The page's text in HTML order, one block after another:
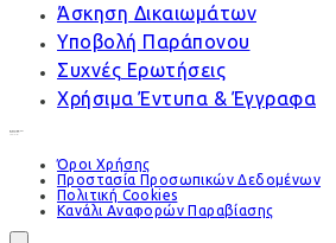
Άσκηση Δικαιωμάτων
Υποβολή Παράπονου
Συχνές Ερωτήσεις
Χρήσιμα Έντυπα & Έγγραφα
Όροι Χρήσης
Προστασία Προσωπικών Δεδομένων
Πολιτική Cookies
Κανάλι Αναφορών Παραβίασης